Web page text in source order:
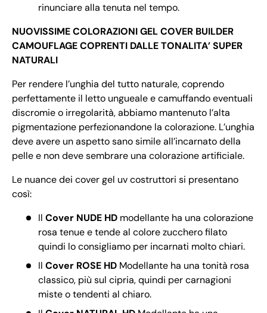
rinunciare alla tenuta nel tempo.
NUOVISSIME COLORAZIONI GEL COVER BUILDER
CAMOUFLAGE COPRENTI DALLE TONALITA’ SUPER
NATURALI
Per rendere l’unghia del tutto naturale, coprendo
perfettamente il letto ungueale e camuffando eventuali
discromie o irregolarità, abbiamo mantenuto l’alta
pigmentazione perfezionandone la colorazione. L’unghia
deve avere un aspetto sano simile all’incarnato della
pelle e non deve sembrare una colorazione artificiale.
Le nuance dei cover gel uv costruttori si presentano
così:
Il Cover NUDE HD modellante ha una colorazione
rosa tenue e tende al colore zucchero filato
quindi lo consigliamo per incarnati molto chiari.
Il Cover ROSE HD Modellante ha una tonità rosa
classico, più sul cipria, quindi per carnagioni
miste o tendenti al chiaro.